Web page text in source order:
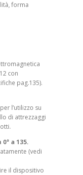
forma
con
pag.135).
l’utilizzo su
di attrezzaggi
a 135.
(vedi
il dispositivo